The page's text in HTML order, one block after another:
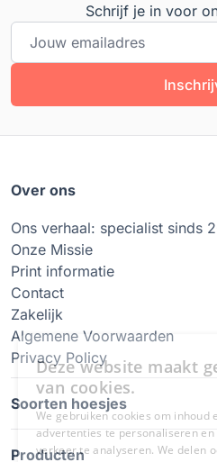
Schrijf je in voor
E-mailadres
Over ons
Ons verhaal: specialist sinds
Onze Missie
Print informatie
Contact
Zakelijk
Algemene Voorwaarden
Privacy Policy
Soorten hoesjes
Producten